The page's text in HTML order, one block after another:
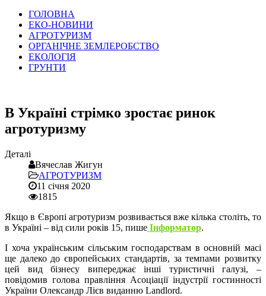
ГОЛОВНА
ЕКО-НОВИНИ
АГРОТУРИЗМ
ОРГАНІЧНЕ ЗЕМЛЕРОБСТВО
ЕКОЛОГІЯ
ГРУНТИ
В Україні стрімко зростає ринок
агротуризму
Деталі
Вячеслав Жигун
АГРОТУРИЗМ
11 січня 2020
1815
Якщо в Європі агротуризм розвивається вже кілька століть, то
в Україні – від сили років 15, пише Інформатор.
І хоча українським сільським господарствам в основній масі
ще далеко до європейських стандартів, за темпами розвитку
цей вид бізнесу випереджає інші туристичні галузі, –
повідомив голова правління Асоціації індустрії гостинності
України Олександр Лієв виданню Landlord.